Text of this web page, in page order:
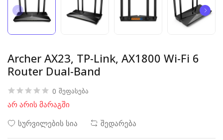
Archer AX23, TP-Link, AX1800 Wi-Fi 6
Router Dual-Band
0 შეფასება
არ არის მარაგში
სურვილების სია
შედარება